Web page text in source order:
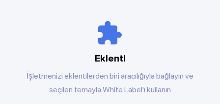
Eklenti
İşletmenizi eklentilerden biri aracılığıyla bağlayın ve
seçilen temayla White Label'ı kullanın